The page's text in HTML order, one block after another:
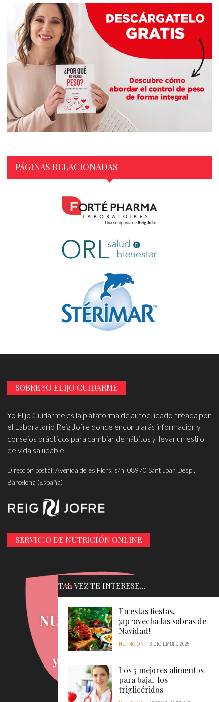
TAL VEZ TE INTERESE...
En estas fiestas,
¡aprovecha las sobras de
Navidad!
NUTRICIÓN 3 DICIEMBRE 2025
Los 5 mejores alimentos
para bajar los
triglicéridos
PÁGINAS RELACIONADAS
SOBRE YO ELIJO CUIDARME
Yo Elijo Cuidarme es la plataforma de autocuidado creada por
el Laboratorio Reig Jofre donde encontrarás información y
consejos prácticos para cambiar de hábitos y llevar un estilo
de vida saludable.
Dirección postal: Avenida de les Flors, s/n, 08970 Sant Joan Despí,
Barcelona (España)
SERVICIO DE NUTRICIÓN ONLINE